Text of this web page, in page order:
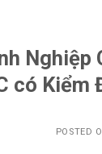
Nghiệp
có Kiểm
POSTED